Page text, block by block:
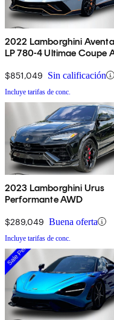
2022 Lamborghini
LP 780-4 Ultimae Coupe
$851,049 Sin calificación
Incluye tarifas de conc.
2023 Lamborghini Urus
Performante AWD
$289,049 Buena oferta
Incluye tarifas de conc.